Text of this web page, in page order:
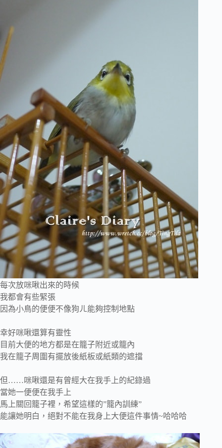
每次放咪啾出來的時候
我都會有些緊張
因為小鳥的便便不像狗ㄦ能夠控制地點
幸好咪啾還算有靈性
目前大便的地方都是在籠子附近或籠內
我在籠子周圍有擺放後紙板或紙類的遮擋
但……咪啾還是有曾經大在我手上的紀錄過
當她一便便在我手上
馬上關回籠子裡，希望這樣的”籠內訓練”
能讓她明白，絕對不能在我身上大便這件事情~哈哈哈